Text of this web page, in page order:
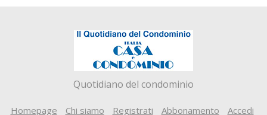
Quotidiano del condominio
Homepage Chi siamo Registrati Abbonamento Accedi